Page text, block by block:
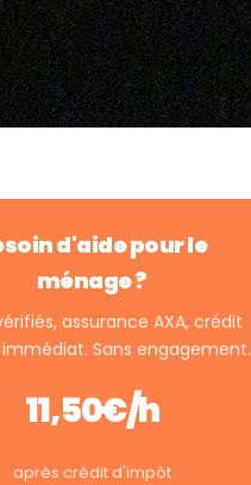
d'aide pour le
ménage ?
assurance AXA, crédit
Sans engagement.
11,50€/h
après crédit d'impôt